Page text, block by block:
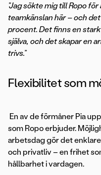
”Jag sökte mig till Ropo
teamkänslan här – och
procent. Det finns en
själva, och det skapar en
trivs.”
Flexibilitet som
En av de förmåner Pia
som Ropo erbjuder.
arbetsdag gör det
och privatliv – en frihet
hållbarhet i vardagen.